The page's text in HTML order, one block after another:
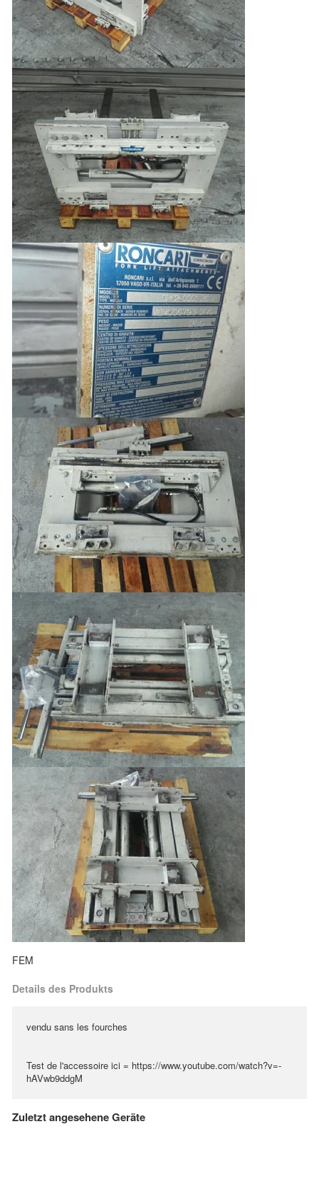
FEM
Details des Produkts
vendu sans les fourches
Test de l'accessoire ici = https://www.youtube.com/watch?v=-
hAVwb9ddgM
Zuletzt angesehene Geräte